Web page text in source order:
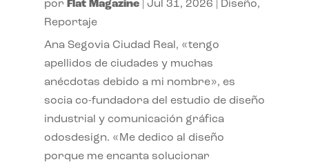
por Flat Magazine| Jul 31, 2026 Diseño,
Reportaje
Ana Segovia Ciudad Real, «tengo
apellidos de ciudades y muchas
anécdotas debido a mi nombre», es
socia co-fundadora del estudio de diseño
industrial y comunicación gráfica
odosdesign. «Me dedico al diseño
porque me encanta solucionar